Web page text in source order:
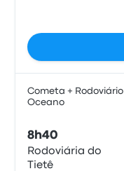
Cometa + Rodoviário
Oceano
8h40
Rodoviária do
Tietê